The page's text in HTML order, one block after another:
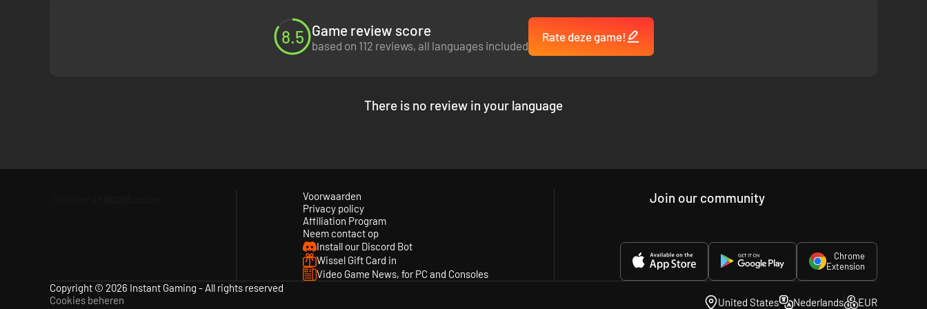
8.5 Game review score
based on 112 reviews, all languages included
Rate deze game!
There is no review in your language
Voorwaarden
Privacy policy
Affiliation Program
Neem contact op
Install our Discord Bot
Wissel Gift Card in
Video Game News, for PC and Consoles
Join our community
Chrome
Extension
Copyright © 2026 Instant Gaming - All rights reserved
Cookies beheren
United States Nederlands EUR